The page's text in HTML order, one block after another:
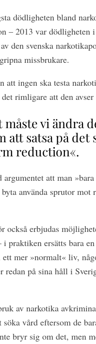
dödligheten bland
2013 var dödligheten
den svenska
missbrukare.
ingen ska testa
rimligare att den
vi ändra
att satsa på det
reduction«.
att man
använda sprutor mot
erbjudas
praktiken ersätts bara
mer »normalt« liv,
på sina håll i
av narkotika
vård eftersom de
bryr sig om det, men